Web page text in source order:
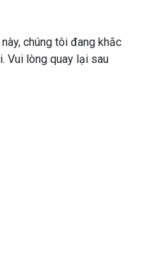
chúng tôi đang khắc
Vui lòng quay lại sau